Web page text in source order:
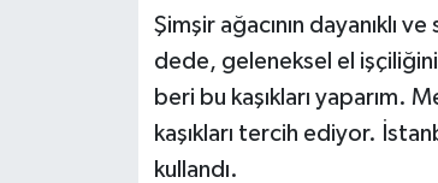
Şimşir ağacının dayanıklı
dede, geleneksel el
beri bu kaşıkları yaparım.
kaşıkları tercih ediyor.
kullandı.